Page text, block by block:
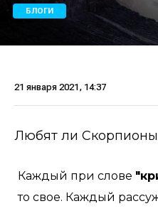
БЛОГИ
21 января 2021, 14:37
Любят ли
Каждый при слове
то свое. Каждый